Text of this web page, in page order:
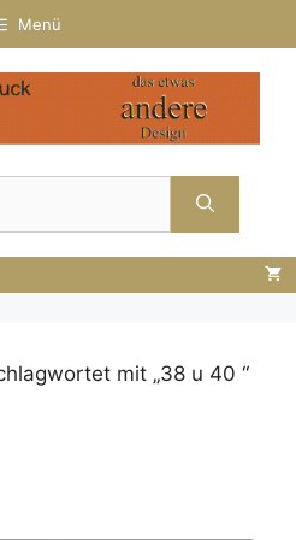
Menü
mit „38 u 40 “